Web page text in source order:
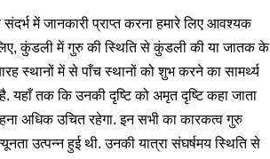
में जानकारी प्राप्त करना हमारे लिए आवश्यक
कुंडली में गुरु की स्थिति से कुंडली की या जातक के
स्थानों में से पाँच स्थानों को शुभ करने का सामर्थ्य
यहाँ तक कि उनकी दृष्टि को अमृत दृष्टि कहा जाता
अधिक उचित रहेगा. इन सभी का कारकत्व गुरु
उत्पन्न हुई थी. उनकी यात्रा संघर्षमय स्थिति से